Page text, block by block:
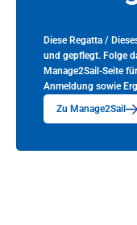
Diese Regatta /
und gepflegt. Folge
Manage2Sail-Seite
Anmeldung sowie
Zu Manage2Sail